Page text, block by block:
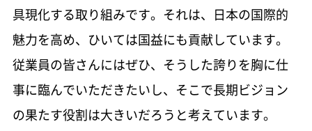
具現化する取り組みです。それは、日本の国際的
魅力を高め、ひいては国益にも貢献しています。
従業員の皆さんにはぜひ、そうした誇りを胸に仕
事に臨んでいただきたいし、そこで長期ビジョン
の果たす役割は大きいだろうと考えています。
バンダイナムコグループの沿革 6.5 MB